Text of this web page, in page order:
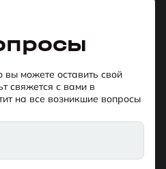
вы можете оставить свой
свяжется с вами в
на все возникшие вопросы